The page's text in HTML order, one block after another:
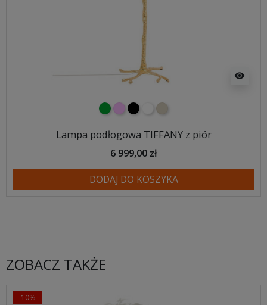
visibility
zielony
różowyczarnybiałybeżowy
Lampa podłogowa TIFFANY z piór
6 999,00 zł
DODAJ DO KOSZYKA
ZOBACZ TAKŻE
-10%